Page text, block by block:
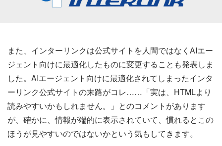
また、インターリンクは公式サイトを人間ではなくAIエー
ジェント向けに最適化したものに変更することも発表しま
した。AIエージェント向けに最適化されてしまったインタ
ーリンク公式サイトの末路がコレ……「実は、HTMLより
読みやすいかもしれません。」とのコメントがあります
が、確かに、情報が端的に表示されていて、慣れるとこの
ほうが見やすいのではないかという気もしてきます。